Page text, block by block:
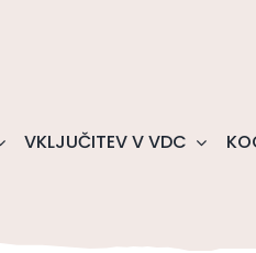
VKLJUČITEV V VDC